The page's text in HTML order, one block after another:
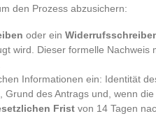
den Prozess abzusichern:
oder ein
wird. Dieser formelle Nachweis
Informationen ein: Identität
Grund des Antrags und, wenn
Frist von 14 Tagen